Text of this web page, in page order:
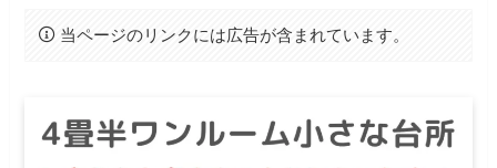
当ページのリンクには広告が含まれています。